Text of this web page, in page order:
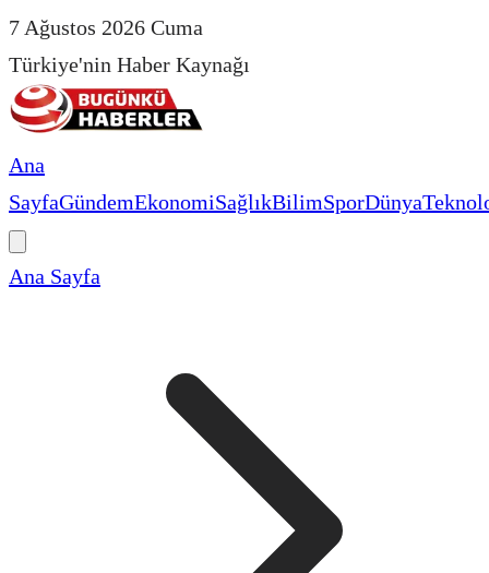
7 Ağustos 2026 Cuma
Türkiye'nin Haber Kaynağı
Ana
SayfaGündemEkonomiSağlıkBilimSporDünya
Ana Sayfa